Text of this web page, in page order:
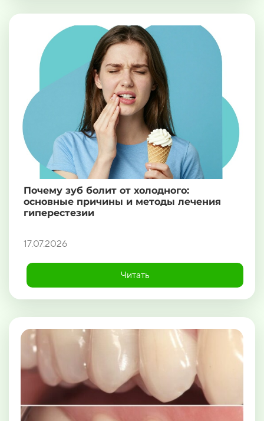
Почему зуб болит от холодного:
основные причины и методы лечения
гиперестезии
17.07.2026
Читать